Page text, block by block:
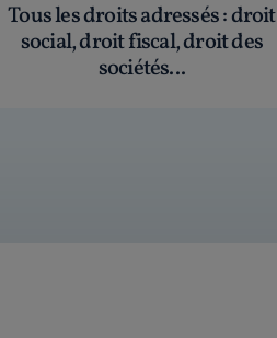
Tous les droits adressés: droit
social, droit fiscal, droit des
sociétés...